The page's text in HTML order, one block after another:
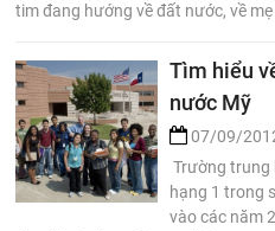
tim đang hướng về đất nước, về
Tìm hiểu
nước Mỹ
07/09/
Trường trung
hạng 1 trong
vào các năm